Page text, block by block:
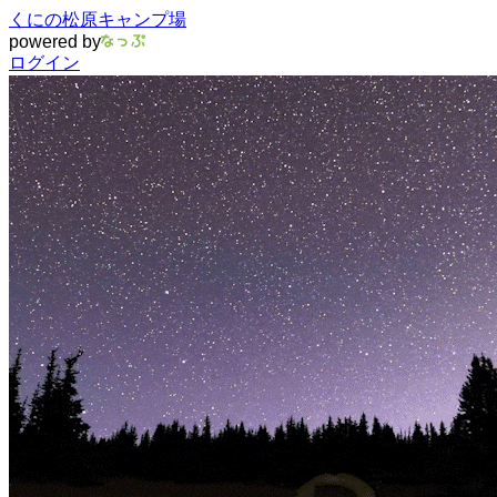
くにの松原キャンプ場
powered by
ログイン